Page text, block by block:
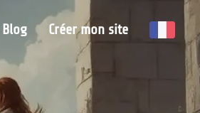
Blog Créer mon site